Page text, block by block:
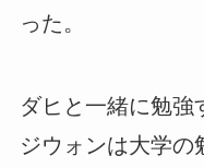
った。
ダヒと一緒に勉強
ジウォンは大学の